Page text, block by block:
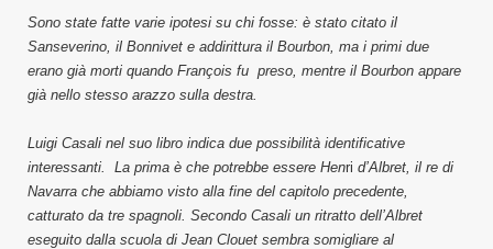
Sono state fatte varie ipotesi su chi fosse: è stato citato il
Sanseverino, il Bonnivet e addirittura il Bourbon, ma i primi due
erano già morti quando François fu preso, mentre il Bourbon appare
già nello stesso arazzo sulla destra.
Luigi Casali nel suo libro indica due possibilità identificative
interessanti. La prima è che potrebbe essere Henri d’Albret, il re di
Navarra che abbiamo visto alla fine del capitolo precedente,
catturato da tre spagnoli. Secondo Casali un ritratto dell’Albret
eseguito dalla scuola di Jean Clouet sembra somigliare al